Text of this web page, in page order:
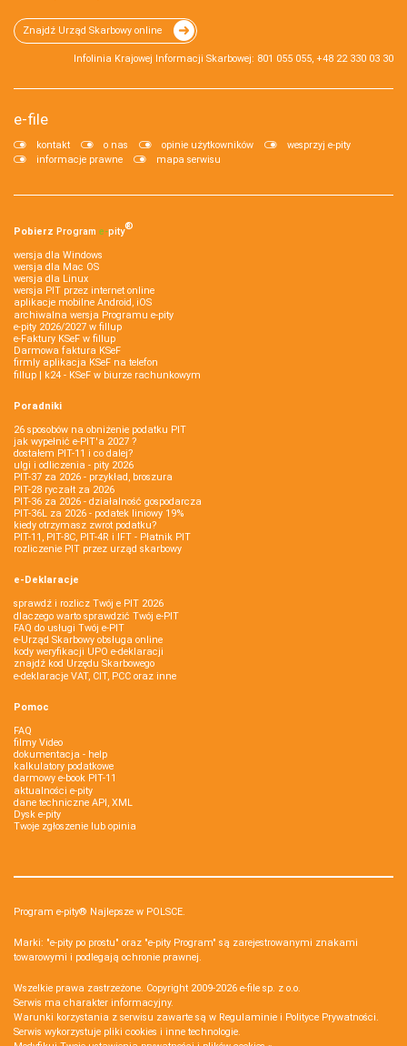
Znajdź Urząd Skarbowy online
Infolinia Krajowej Informacji Skarbowej: 801 055 055, +48 22 330 03 30
e-file
kontakt o nas opinie użytkowników
wesprzyj e-pity
informacje prawne
mapa serwisu
Pobierz Program e‑pity®
wersja dla Windows
wersja dla Mac OS
wersja dla Linux
wersja PIT przez internet online
aplikacje mobilne Android, iOS
archiwalna wersja Programu e-pity
e-pity 2026/2027 w fillup
e‑Faktury KSeF w fillup
Darmowa faktura KSeF
firmly aplikacja KSeF na telefon
fillup | k24 - KSeF w biurze rachunkowym
Poradniki
26 sposobów na obniżenie podatku PIT
jak wypełnić e-PIT'a 2027 ?
dostałem PIT-11 i co dalej?
ulgi i odliczenia - pity 2026
PIT-37 za 2026 - przykład, broszura
PIT-28 ryczałt za 2026
PIT-36 za 2026 - działalność gospodarcza
PIT-36L za 2026 - podatek liniowy 19%
kiedy otrzymasz zwrot podatku?
PIT-11, PIT-8C, PIT-4R i IFT - Płatnik PIT
rozliczenie PIT przez urząd skarbowy
e-Deklaracje
sprawdź i rozlicz Twój e PIT 2026
dlaczego warto sprawdzić Twój e-PIT
FAQ do usługi Twój e-PIT
e-Urząd Skarbowy obsługa online
kody weryfikacji UPO e-deklaracji
znajdź kod Urzędu Skarbowego
e-deklaracje VAT, CIT, PCC oraz inne
Pomoc
FAQ
filmy Video
dokumentacja - help
kalkulatory podatkowe
darmowy e-book PIT-11
aktualności e-pity
dane techniczne API, XML
Dysk e-pity
Twoje zgłoszenie lub opinia
Program e-pity® Najlepsze w POLSCE.
Marki: "e-pity po prostu" oraz "e-pity Program" są zarejestrowanymi znakami
towarowymi i podlegają ochronie prawnej.
Wszelkie prawa zastrzeżone. Copyright 2009-2026 e-file sp. z o.o.
Serwis ma charakter informacyjny.
Warunki korzystania z serwisu zawarte są w Regulaminie i Polityce Prywatności.
Serwis wykorzystuje pliki cookies i inne technologie.